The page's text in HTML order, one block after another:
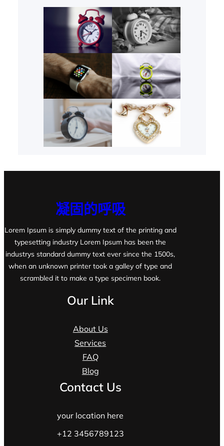
凝固的呼吸
Lorem Ipsum is simply dummy text of the printing and
typesetting industry Lorem Ipsum has been the
industrys standard dummy text ever since the 1500s,
when an unknown printer took a galley of type and
scrambled it to make a type specimen book.
Our Link
About Us
Services
FAQ
Blog
Contact Us
your location here
+12 3456789123